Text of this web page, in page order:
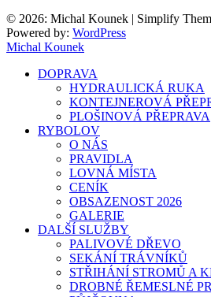
© 2026: Michal Kounek | Simplify
Powered by: WordPress
Michal Kounek
DOPRAVA
HYDRAULICKÁ RUKA
KONTEJNEROVÁ
PLOŠINOVÁ PŘEPRAVA
RYBOLOV
O NÁS
PRAVIDLA
LOVNÁ MÍSTA
CENÍK
OBSAZENOST 2026
GALERIE
DALŠÍ SLUŽBY
PALIVOVÉ DŘEVO
SEKÁNÍ TRÁVNÍKŮ
STŘIHÁNÍ STROMŮ A
DROBNÉ ŘEMESLNÉ